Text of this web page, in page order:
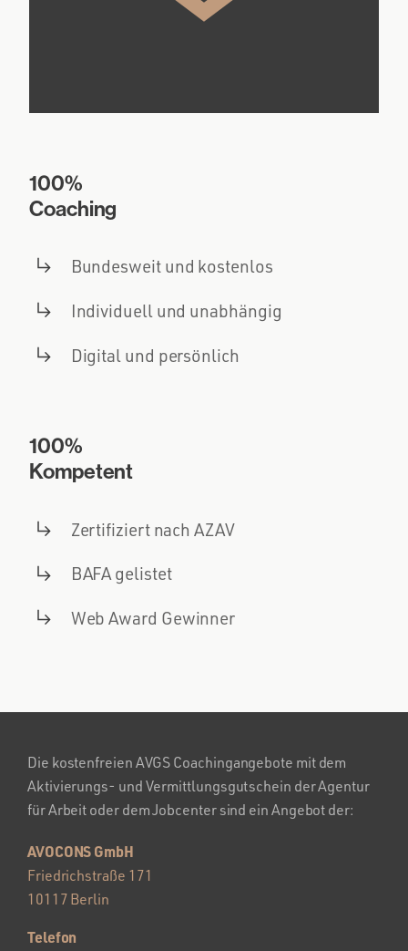
100%
Coaching
Bundesweit und kostenlos
Individuell und unabhängig
Digital und persönlich
100%
Kompetent
Zertifiziert nach AZAV
BAFA gelistet
Web Award Gewinner
Die kostenfreien AVGS Coachingangebote mit dem
Aktivierungs- und Vermittlungsgutschein der Agentur
für Arbeit oder dem Jobcenter sind ein Angebot der:
AVOCONS GmbH
Friedrichstraße 171
10117 Berlin
Telefon